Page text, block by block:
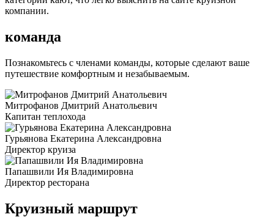
компании.
команда
Познакомьтесь с членами команды, которые сделают ваше
путешествие комфортным и незабываемым.
Митрофанов Дмитрий Анатольевич
Капитан теплохода
Гурьянова Екатерина Александровна
Директор круиза
Папашвили Ия Владимировна
Директор ресторана
Круизный маршрут